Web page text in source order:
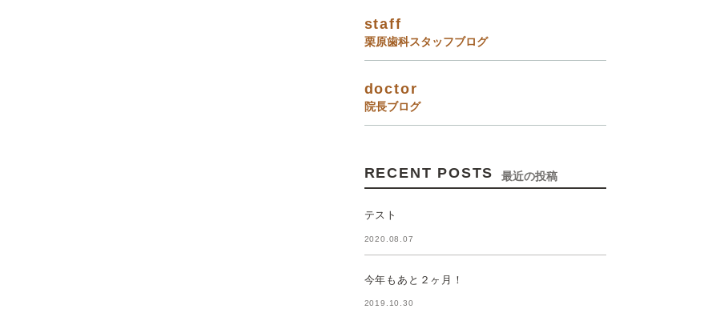
staff
栗原歯科スタッフブログ
doctor
院長ブログ
RECENT POSTS 最近の投稿
テスト
2020.08.07
今年もあと２ヶ月！
2019.10.30